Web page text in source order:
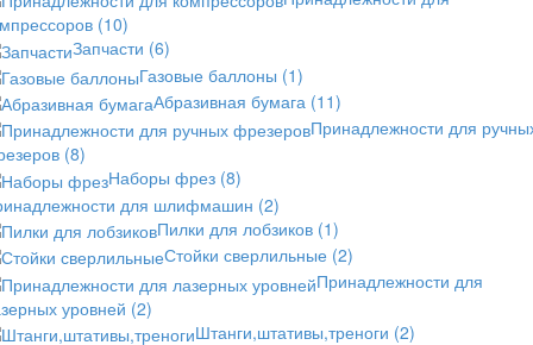
(10)
Запчасти (6)
Газовые баллоны (1)
Абразивная бумага (11)
Принадлежности для
(8)
Наборы фрез (8)
для шлифмашин (2)
Пилки для лобзиков (1)
Стойки сверлильные (2)
Принадлежности для
уровней (2)
Штанги,штативы,треноги (2)